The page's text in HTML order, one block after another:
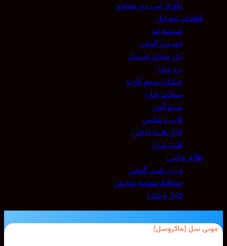
تاچ ال سی دی هواوی(4)
قطعات موبایل(573)
شیشه لنز(259)
دوربین گوشی(11)
بازر صدای اسپیکر(7)
برد شارژ(150)
خشاب سیم کارت(16)
سوکت شارژ(8)
سیم آنتن(3)
قاب و شاسی(81)
کابل فلت داخلی(22)
فلت شارژ(16)
لوازم جانبی(228)
درب پشت گوشی(221)
محافظ صفحه نمایش(2)
کابل و شارژ(5)
سل (ماکروسل)